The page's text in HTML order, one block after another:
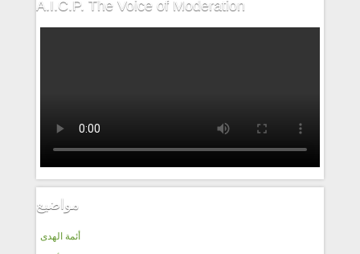
A.I.C.P. The Voice of Moderation
مواضيع
أئمة الهدى